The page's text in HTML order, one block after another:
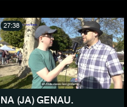
NA (JA) GENAU.
27:38